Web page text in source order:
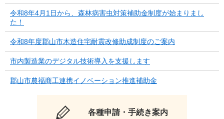
令和8年4月1日から、森林病害虫対策補助金制度が始まりまし
た！
令和8年度郡山市木造住宅耐震改修助成制度のご案内
市内製造業のデジタル技術導入を支援します
郡山市農福商工連携イノベーション推進補助金
各種申請・手続き案内